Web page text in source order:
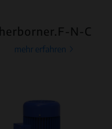
herborner.F-N-C
mehr erfahren